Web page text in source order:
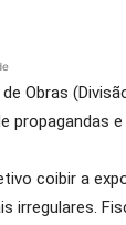
Obras
coibir a